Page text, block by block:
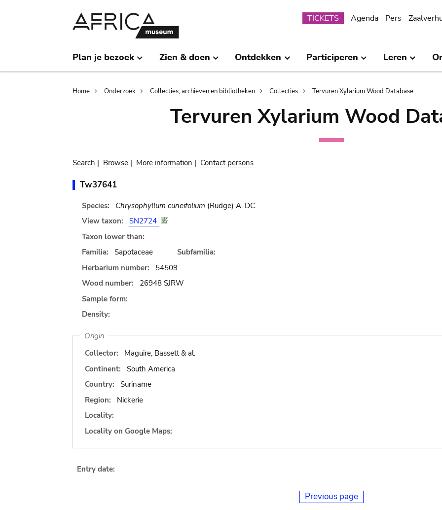
Submenu
TICKETS Agenda Pers
Plan je bezoek Zien & doen Ontdekken Participeren Leren
Breadcrumb
Home Onderzoek Collecties, archieven en bibliotheken Collecties Tervuren Xylarium Wood Database
Tervuren Xylarium Wood
Search | Browse | More information | Contact persons
Tw37641
Species: Chrysophyllum cuneifolium (Rudge) A. DC.
View taxon:
SN2724
Taxon lower than:
Familia:
Sapotaceae
Subfamilia:
Herbarium number:
54509
Wood number:
26948 SJRW
Sample form:
Density:
Origin
Collector:
Maguire, Bassett & al.
Continent:
South America
Country:
Suriname
Region:
Nickerie
Locality:
Locality on Google Maps:
Entry date:
Previous page